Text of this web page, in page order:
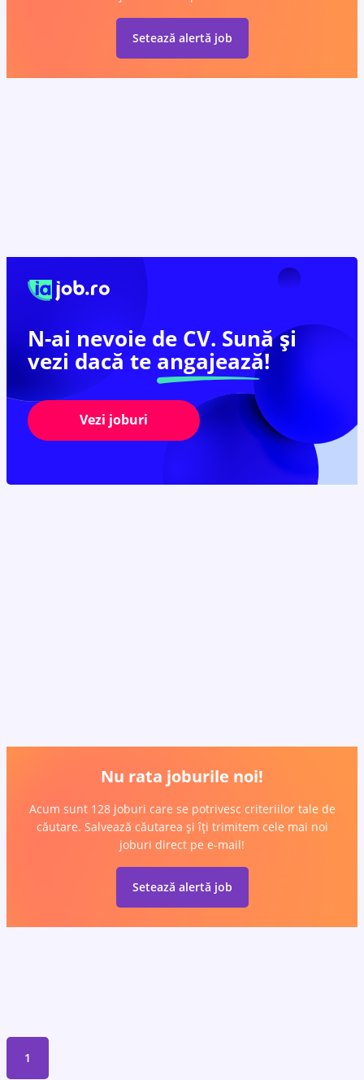
N-ai nevoie de CV. Sună și
vezi dacă te angajează!
Vezi joburi
Setează alertă job
Nu rata joburile noi!
Acum sunt 128 joburi care se potrivesc criteriilor tale de
căutare. Salvează căutarea și îți trimitem cele mai noi
joburi direct pe e-mail!
Setează alertă job
1